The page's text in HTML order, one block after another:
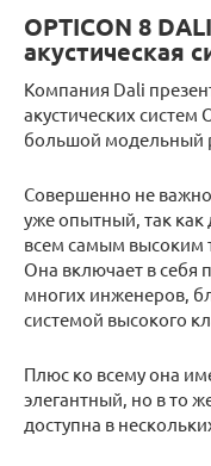
OPTICON 8
акустическая
Компания Dali
акустических
большой модельный
Совершенно не
уже опытный, так как
всем самым высоким
Она включает в себя
многих инженеров,
системой высокого
Плюс ко всему она
элегантный, но в то
доступна в